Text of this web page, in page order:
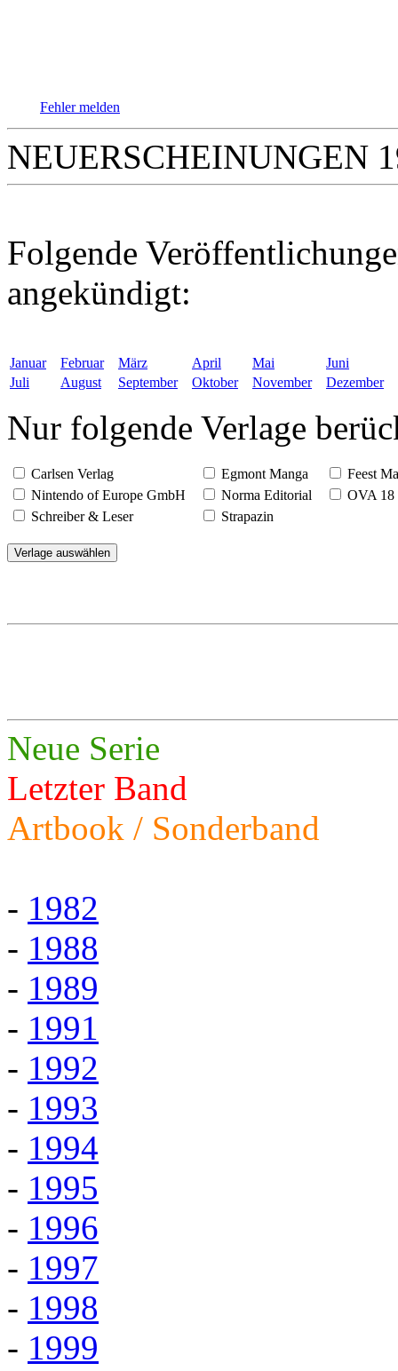
Fehler melden
NEUERSCHEINUNGEN
Folgende
angekündigt:
Januar Februar März April Mai
Juni
Juli
August September Oktober November Dezember
Nur folgende Verlage
Carlsen Verlag Egmont Manga
Feest
Nintendo of Europe GmbH
Norma Editorial
OVA
Schreiber & Leser
Strapazin
Neue Serie
Letzter Band
Artbook / Sonderband
- 1982
- 1988
- 1989
- 1991
- 1992
- 1993
- 1994
- 1995
- 1996
- 1997
- 1998
- 1999